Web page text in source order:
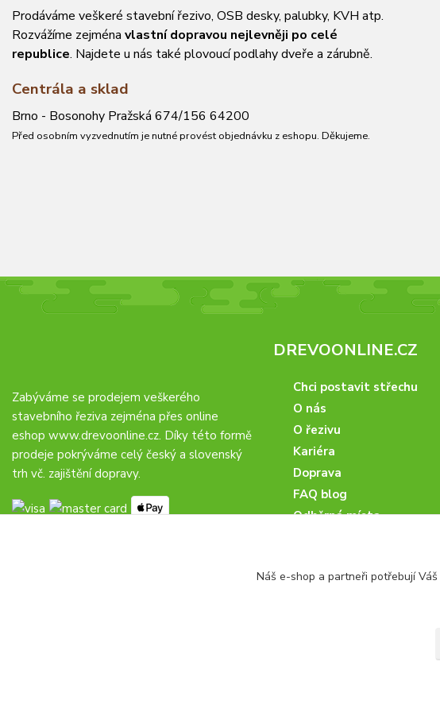
Prodáváme veškeré stavební řezivo, OSB desky, palubky, KVH atp.
Rozvážíme zejména vlastní dopravou nejlevněji po celé
republice. Najdete u nás také plovoucí podlahy dveře a zárubně.
Centrála a sklad
Brno - Bosonohy Pražská 674/156 64200
Před osobním vyzvednutím je nutné provést objednávku z eshopu. Děkujeme.
Zabýváme se prodejem veškerého
stavebního řeziva zejména přes online
eshop www.drevoonline.cz. Díky této formě
prodeje pokrýváme celý český a slovenský
trh vč. zajištění dopravy.
DREVOONLINE.CZ
Chci postavit střechu
O nás
O řezivu
Kariéra
Doprava
FAQ blog
Odběrná místa
Obchodní partneři
Náš e-shop a partneři potřebují Váš